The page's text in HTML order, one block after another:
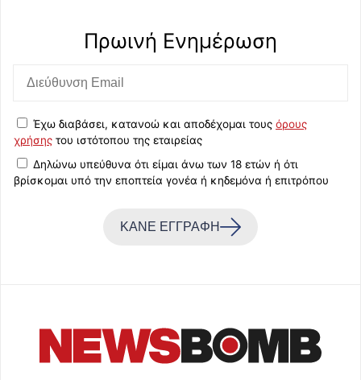
Πρωινή Eνημέρωση
Έχω διαβάσει, κατανοώ και αποδέχομαι τους όρους
χρήσης του ιστότοπου της εταιρείας
Δηλώνω υπεύθυνα ότι είμαι άνω των 18 ετών ή ότι
βρίσκομαι υπό την εποπτεία γονέα ή κηδεμόνα ή επιτρόπου
ΚΑΝΕ ΕΓΓΡΑΦΗ